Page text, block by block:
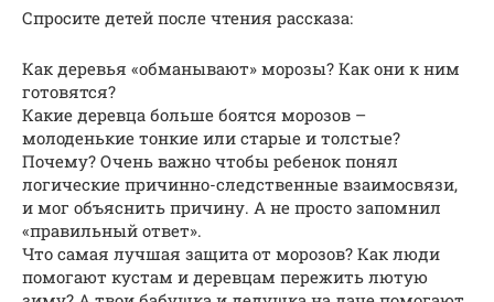
Спросите детей после чтения рассказа:
Как деревья «обманывают» морозы? Как они к ним
готовятся?
Какие деревца больше боятся морозов –
молоденькие тонкие или старые и толстые?
Почему? Очень важно чтобы ребенок понял
логические причинно-следственные взаимосвязи,
и мог объяснить причину. А не просто запомнил
«правильный ответ».
Что самая лучшая защита от морозов? Как люди
помогают кустам и деревцам пережить лютую